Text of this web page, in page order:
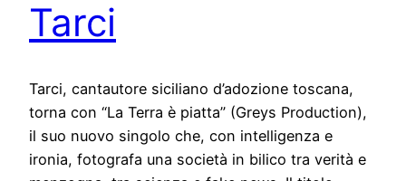
Tarci
Tarci, cantautore siciliano d’adozione toscana,
torna con “La Terra è piatta” (Greys Production),
il suo nuovo singolo che, con intelligenza e
ironia, fotografa una società in bilico tra verità e